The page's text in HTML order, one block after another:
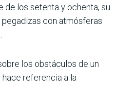
de los setenta y ochenta, su
con atmósferas
los obstáculos de un
referencia a la